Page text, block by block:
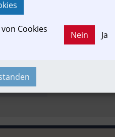
In-Motion Störung
PKW & LKW
Cookies
Nein Ja